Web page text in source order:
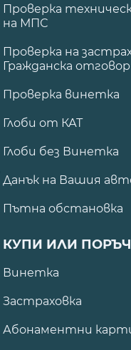
Проверка
на МПС
Проверка на
Гражданска
Проверка винетка
Глоби от КАТ
Глоби без Винетка
Данък на Вашия
Пътна обстановка
КУПИ ИЛИ
Винетка
Застраховка
Абонаментни